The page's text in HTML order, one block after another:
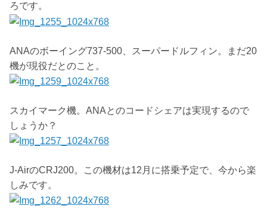
ろです。
ANAのボーイング737-500、スーパードルフィン。まだ20
機が現役だとのこと。
スカイマーク機。ANAとのコードシェアは実現するので
しょうか？
J-AirのCRJ200。この機材は12月に搭乗予定で、今から楽
しみです。